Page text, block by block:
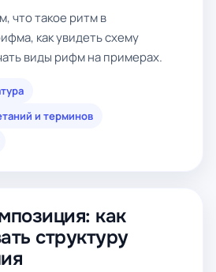
что такое ритм в
как увидеть схему
виды рифм на примерах.
и терминов
как
структуру